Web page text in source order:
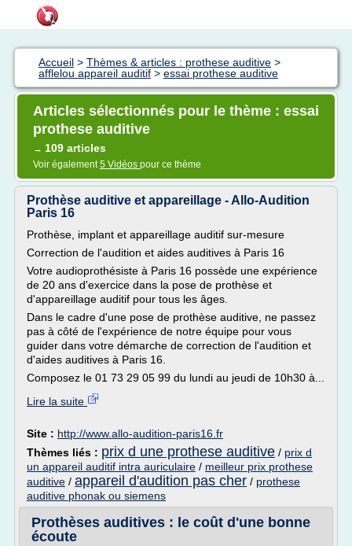
Accueil > Thèmes & articles : prothese auditive >
afflelou appareil auditif > essai prothese auditive
Articles sélectionnés pour le thème : essai
prothese auditive
→ 109 articles
Voir également5 Vidéos pour ce thème
Prothèse auditive et appareillage - Allo-Audition
Paris 16
Prothèse, implant et appareillage auditif sur-mesure
Correction de l'audition et aides auditives à Paris 16
Votre audioprothésiste à Paris 16 possède une expérience
de 20 ans d'exercice dans la pose de prothèse et
d'appareillage auditif pour tous les âges.
Dans le cadre d'une pose de prothèse auditive, ne passez
pas à côté de l'expérience de notre équipe pour vous
guider dans votre démarche de correction de l'audition et
d'aides auditives à Paris 16.
Composez le 01 73 29 05 99 du lundi au jeudi de 10h30 à...
Lire la suite
Site : http://www.allo-audition-paris16.fr
Thèmes liés : prix d une prothese auditive / prix d
un appareil auditif intra auriculaire / meilleur prix prothese
auditive / appareil d'audition pas cher / prothese
auditive phonak ou siemens
Prothèses auditives : le coût d'une bonne
écoute